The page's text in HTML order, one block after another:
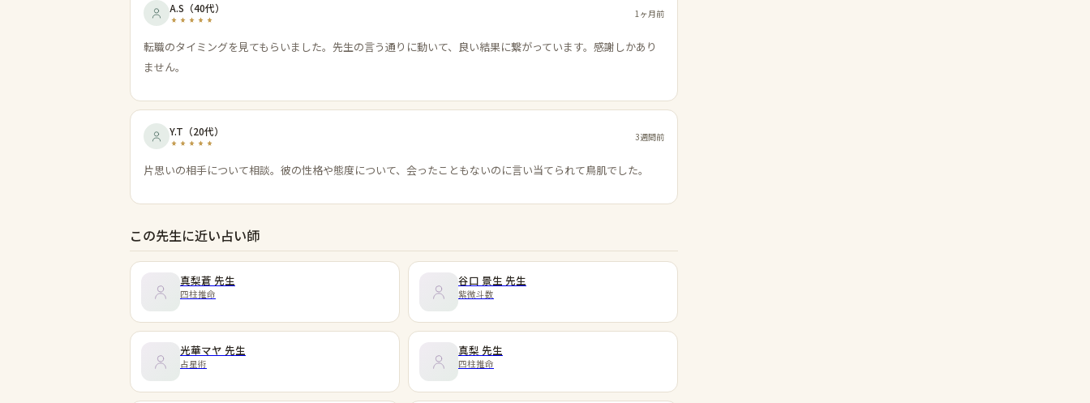
A.S （40代） 1ヶ月前
転職のタイミングを見てもらいました。先生の言う通りに動いて、良い結果に繋がっています。感謝しかあり
ません。
Y.T （20代） 3週間前
片思いの相手について相談。彼の性格や態度について、会ったこともないのに言い当てられて鳥肌でした。
この先生に近い占い師
真梨蒼 先生
四柱推命
谷口 景生 先生
紫微斗数
光華マヤ 先生
占星術
真梨 先生
四柱推命